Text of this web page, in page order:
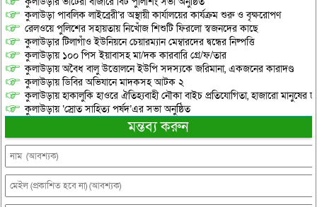
কুলাউড়া পাবলিক লাইব্রেরী’র অস্থায়ী কার্যালয়ের কার্যক্রম শুরু ও বৃক্ষরোপণ
রেলওয়ে পুলিশের সহায়তায় নিখোঁজ শিশুটি ফিরলো স্বজনদের কাছে
কুলাউড়ার টিলাগাঁও ইউনিয়নে চেয়ারম্যান মেম্বারদের দ্বন্ধের নিষ্পত্তি
কুলাউড়ায় ১০০ পিস ইয়াবাসহ মা/দক কারবারি গ্রে/ফ/তার
কুলাউড়ায় অবৈধ বালু উত্তোলনে ইউপি সদস্যকে জরিমানা, একজনের কারাদণ্ড
কুলাউড়ায় ডিবির অভিযানে মাদকসহ আটক ২
কুলাউড়ায় হাকালুকি হাওরে ঐতিহ্যবাহী নৌকা বাইচ প্রতিযোগিতা, হাজারো মানুষের
কুলাউড়ায় ‘স্রোত সাহিত্য পর্ষদ’এর সভা অনুষ্ঠিত
মন্তব্য করুন